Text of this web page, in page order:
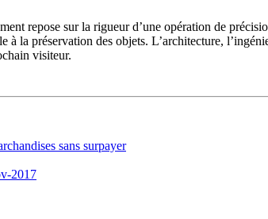
repose sur la rigueur d’une opération de
la préservation des objets. L’architecture,
visiteur.
sans surpayer
2017